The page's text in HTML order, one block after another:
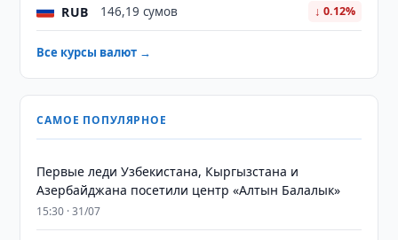
RUB 146,19 сумов ↓ 0.12%
Все курсы валют →
САМОЕ ПОПУЛЯРНОЕ
Первые леди Узбекистана, Кыргызстана и
Азербайджана посетили центр «Алтын Балалык»
15:30 · 31/07